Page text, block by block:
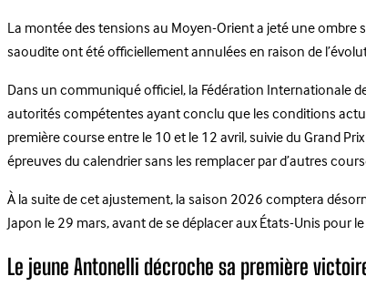
La montée des tensions au Moyen-Orient a jeté une ombre
saoudite ont été officiellement annulées en raison de
Dans un communiqué officiel, la Fédération Internationale
autorités compétentes ayant conclu que les conditions
première course entre le 10 et le 12 avril, suivie du Grand
épreuves du calendrier sans les remplacer par d’autres
À la suite de cet ajustement, la saison 2026 comptera
Japon le 29 mars, avant de se déplacer aux États-Unis pour
Le jeune Antonelli décroche sa première